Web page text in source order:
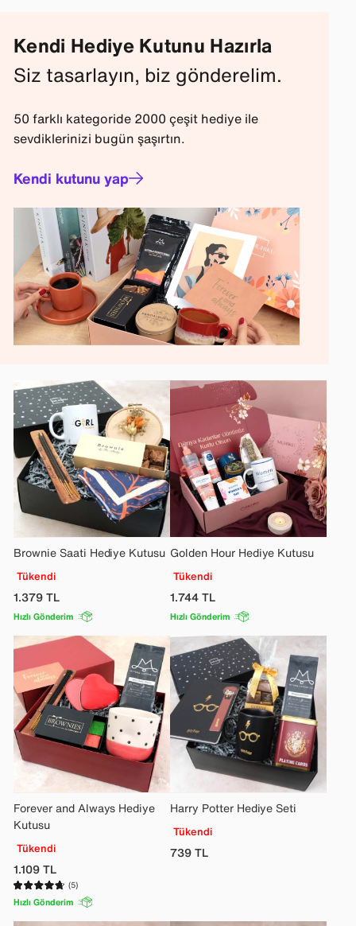
Kendi Hediye Kutunu Hazırla
Siz tasarlayın, biz gönderelim.
50 farklı kategoride 2000 çeşit hediye ile
sevdiklerinizi bugün şaşırtın.
Kendi kutunu yap
Brownie Saati Hediye Kutusu
Tükendi
1.379TL
Hızlı Gönderim
Golden Hour Hediye Kutusu
Tükendi
1.744TL
Hızlı Gönderim
Forever and Always Hediye
Kutusu
Tükendi
1.109TL
(5)
Hızlı Gönderim
Harry Potter Hediye Seti
Tükendi
739TL